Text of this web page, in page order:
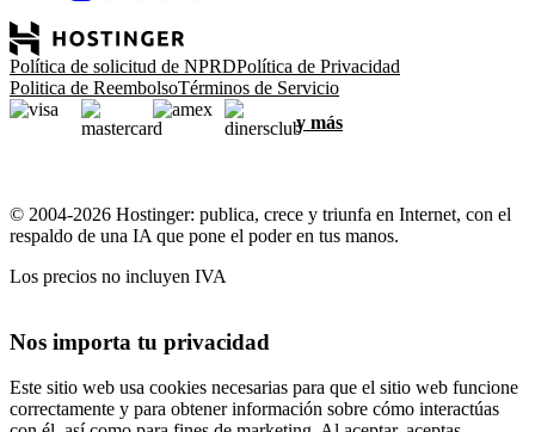
Política de solicitud de NPRDPolítica de Privacidad
Politica de ReembolsoTérminos de Servicio
y más
© 2004-2026 Hostinger: publica, crece y triunfa en Internet, con el
respaldo de una IA que pone el poder en tus manos.
Los precios no incluyen IVA
Nos importa tu privacidad
Este sitio web usa cookies necesarias para que el sitio web funcione
correctamente y para obtener información sobre cómo interactúas